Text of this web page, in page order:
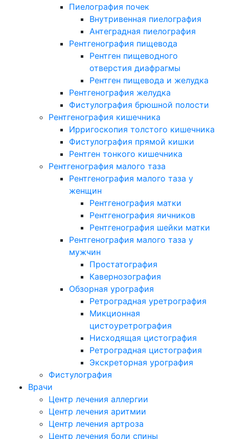
Пиелография почек
Внутривенная пиелография
Антеградная пиелография
Рентгенография пищевода
Рентген пищеводного
отверстия диафрагмы
Рентген пищевода и желудка
Рентгенография желудка
Фистулография брюшной полости
Рентгенография кишечника
Ирригоскопия толстого кишечника
Фистулография прямой кишки
Рентген тонкого кишечника
Рентгенография малого таза
Рентгенография малого таза у
женщин
Рентгенография матки
Рентгенография яичников
Рентгенография шейки матки
Рентгенография малого таза у
мужчин
Простатография
Кавернозография
Обзорная урография
Ретроградная уретрография
Микционная
цистоуретрография
Нисходящая цистография
Ретроградная цистография
Экскреторная урография
Фистулография
Врачи
Центр лечения аллергии
Центр лечения аритмии
Центр лечения артроза
Центр лечения боли спины